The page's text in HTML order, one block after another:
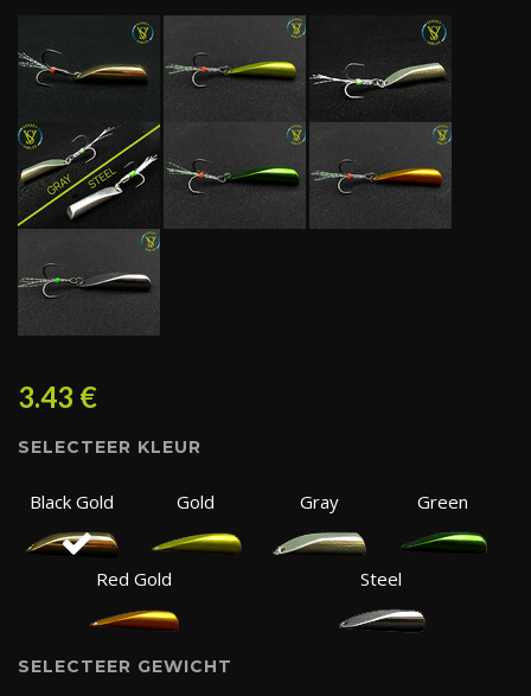
3.43 €
SELECTEER KLEUR
Black Gold Gold Gray Green
Red Gold Steel
SELECTEER GEWICHT